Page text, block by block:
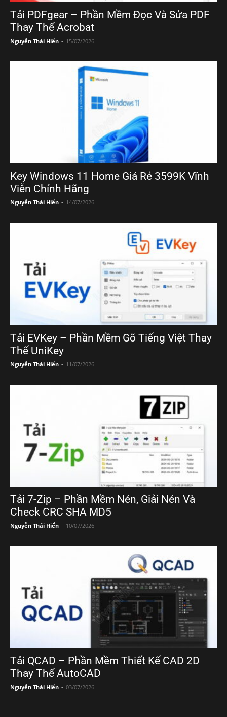
Tải PDFgear – Phần Mềm Đọc Và Sửa PDF
Thay Thế Acrobat
Nguyễn Thái Hiển - 15/07/2026
Key Windows 11 Home Giá Rẻ 3599K Vĩnh
Viễn Chính Hãng
Nguyễn Thái Hiển - 14/07/2026
Tải EVKey – Phần Mềm Gõ Tiếng Việt Thay
Thế UniKey
Nguyễn Thái Hiển - 11/07/2026
Tải 7-Zip – Phần Mềm Nén, Giải Nén Và
Check CRC SHA MD5
Nguyễn Thái Hiển - 10/07/2026
Tải QCAD – Phần Mềm Thiết Kế CAD 2D
Thay Thế AutoCAD
Nguyễn Thái Hiển - 03/07/2026